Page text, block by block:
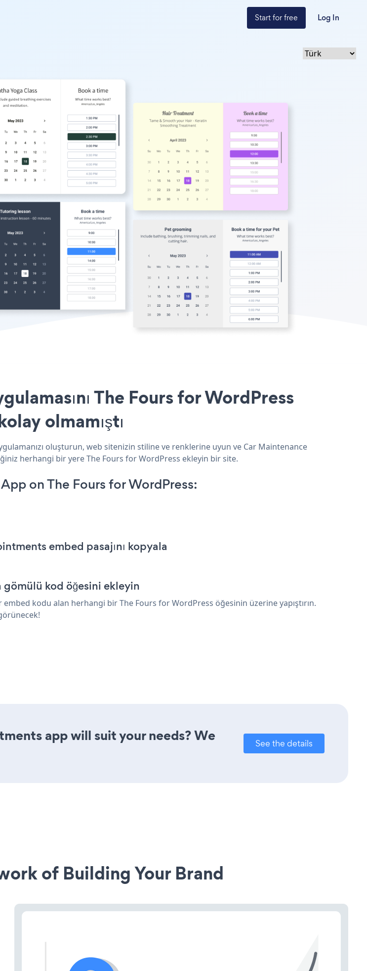
Start for free Log In
The Fours for WordPress
olmamıştı
oluşturun, web sitenizin stiline ve renklerine uyun ve Car Maintenance
herhangi bir yere The Fours for WordPress ekleyin bir site.
on The Fours for WordPress:
embed pasajını kopyala
kod öğesini ekleyin
kodu alan herhangi bir The Fours for WordPress öğesinin üzerine yapıştırın.
app will suit your needs? We
See the details
of Building Your Brand